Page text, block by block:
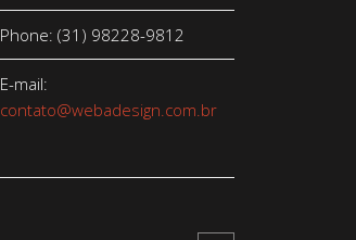
Phone: (31) 98228-9812
E-mail:
contato@webadesign.com.br